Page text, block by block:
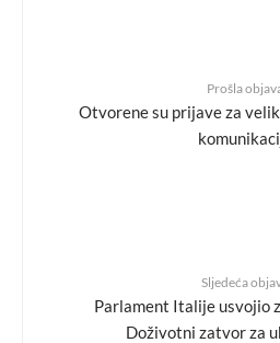
Prošla
Otvorene su prijave za
Sljedeća
Parlament Italije usvojio
Doživotni zatvor za